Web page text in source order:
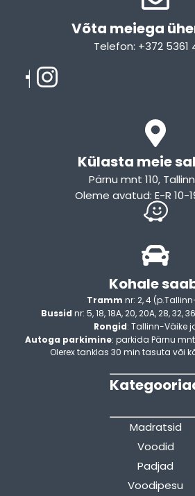
Võta meiega
Telefon: +372 5361
Külasta meie
Pärnu mnt 110, Tallinn,
Oleme avatud: E-R 10-
Kohale
Tramm nr: 2, 4
Bussid nr: 5, 18, 18A, 20, 20A, 28, 32,
Rongid: Tallinn-Väike
Autoga parkimine: parkida Pärnu
Olerex tanklas 30 min tasuta või
Madratsid
Voodid
Padjad
Voodipesu